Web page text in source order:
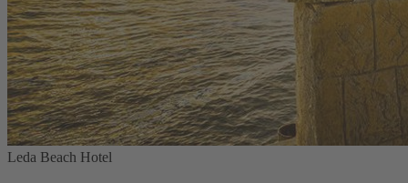
Leda Beach Hotel